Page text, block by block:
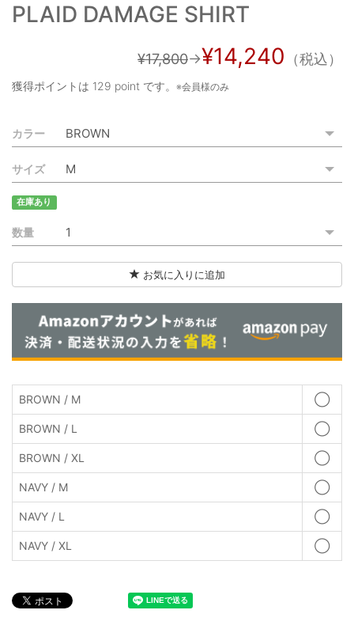
PLAID DAMAGE SHIRT
¥17,800→¥14,240 （税込）
獲得ポイントは 129 point です。 ※会員様のみ
カラー
サイズ
在庫あり
数量
お気に入りに追加
BROWN / M ◯
BROWN / L ◯
BROWN / XL ◯
NAVY / M ◯
NAVY / L ◯
NAVY / XL ◯